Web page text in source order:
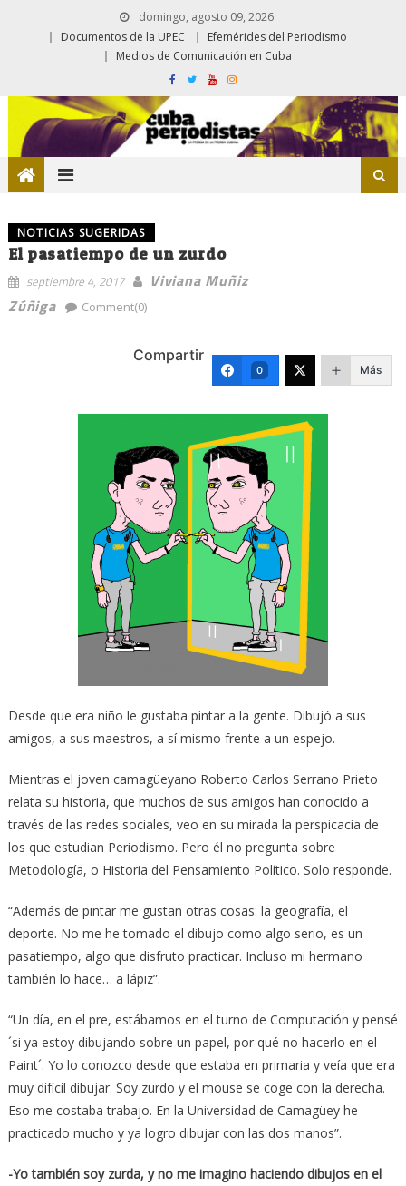
domingo, agosto 09, 2026
Documentos de la UPEC
Efemérides del Periodismo
Medios de Comunicación en Cuba
NOTICIAS SUGERIDAS
El pasatiempo de un zurdo
septiembre 4, 2017
Viviana Muñiz
Zúñiga
Comment(0)
Compartir
0 Más
Desde que era niño le gustaba pintar a la gente. Dibujó a sus
amigos, a sus maestros, a sí mismo frente a un espejo.
Mientras el joven camagüeyano Roberto Carlos Serrano Prieto
relata su historia, que muchos de sus amigos han conocido a
través de las redes sociales, veo en su mirada la perspicacia de
los que estudian Periodismo. Pero él no pregunta sobre
Metodología, o Historia del Pensamiento Político. Solo responde.
“Además de pintar me gustan otras cosas: la geografía, el
deporte. No me he tomado el dibujo como algo serio, es un
pasatiempo, algo que disfruto practicar. Incluso mi hermano
también lo hace… a lápiz”.
“Un día, en el pre, estábamos en el turno de Computación y pensé
´si ya estoy dibujando sobre un papel, por qué no hacerlo en el
Paint´. Yo lo conozco desde que estaba en primaria y veía que era
muy difícil dibujar. Soy zurdo y el mouse se coge con la derecha.
Eso me costaba trabajo. En la Universidad de Camagüey he
practicado mucho y ya logro dibujar con las dos manos”.
-Yo también soy zurda, y no me imagino haciendo dibujos en el